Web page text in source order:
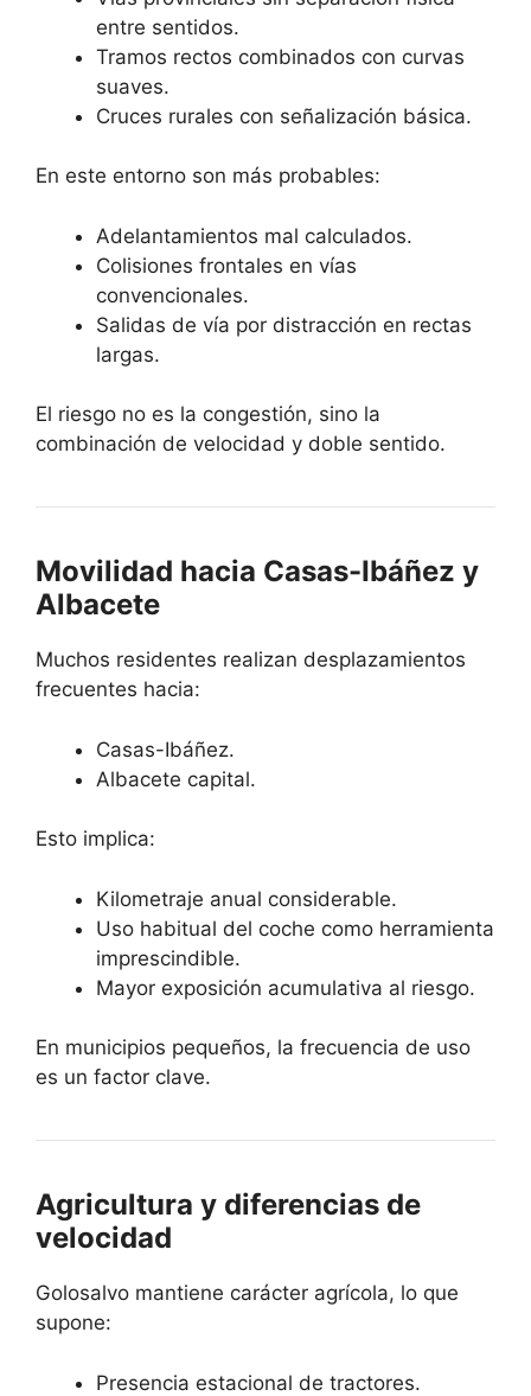
entre sentidos.
Tramos rectos combinados con curvas
suaves.
Cruces rurales con señalización básica.
En este entorno son más probables:
Adelantamientos mal calculados.
Colisiones frontales en vías
convencionales.
Salidas de vía por distracción en rectas
largas.
El riesgo no es la congestión, sino la
combinación de velocidad y doble sentido.
Movilidad hacia Casas-Ibáñez y
Albacete
Muchos residentes realizan desplazamientos
frecuentes hacia:
Casas-Ibáñez.
Albacete capital.
Esto implica:
Kilometraje anual considerable.
Uso habitual del coche como herramienta
imprescindible.
Mayor exposición acumulativa al riesgo.
En municipios pequeños, la frecuencia de uso
es un factor clave.
Agricultura y diferencias de
velocidad
Golosalvo mantiene carácter agrícola, lo que
supone:
Presencia estacional de tractores.